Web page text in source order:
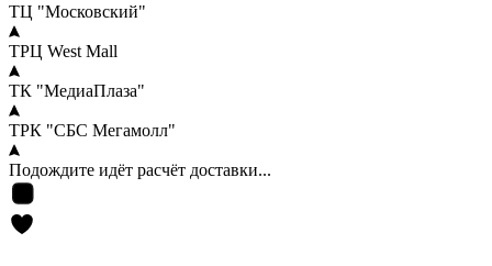
ТЦ "Московский"
ТРЦ West Mall
ТК "МедиаПлаза"
ТРК "СБС Мегамолл"
Подождите идёт расчёт доставки...